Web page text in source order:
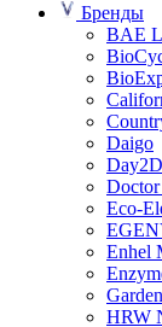
Бренды
BAE
Daigo
Eco-
Enhel
HRW